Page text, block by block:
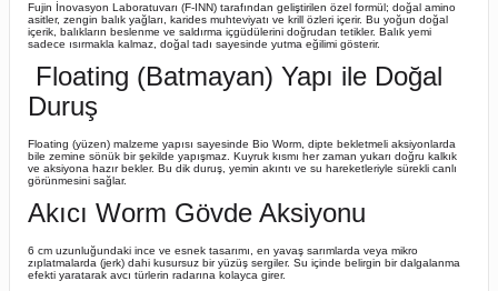
Fujin İnovasyon Laboratuvarı (F-INN) tarafından geliştirilen özel formül; doğal amino
asitler, zengin balık yağları, karides muhteviyatı ve krill özleri içerir. Bu yoğun doğal
içerik, balıkların beslenme ve saldırma içgüdülerini doğrudan tetikler. Balık yemi
sadece ısırmakla kalmaz, doğal tadı sayesinde yutma eğilimi gösterir.
Floating (Batmayan) Yapı ile Doğal
Duruş
Floating (yüzen) malzeme yapısı sayesinde Bio Worm, dipte bekletmeli aksiyonlarda
bile zemine sönük bir şekilde yapışmaz. Kuyruk kısmı her zaman yukarı doğru kalkık
ve aksiyona hazır bekler. Bu dik duruş, yemin akıntı ve su hareketleriyle sürekli canlı
görünmesini sağlar.
Akıcı Worm Gövde Aksiyonu
6 cm uzunluğundaki ince ve esnek tasarımı, en yavaş sarımlarda veya mikro
zıplatmalarda (jerk) dahi kusursuz bir yüzüş sergiler. Su içinde belirgin bir dalgalanma
efekti yaratarak avcı türlerin radarına kolayca girer.